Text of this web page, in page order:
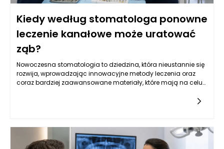
Kiedy według stomatologa ponowne
leczenie kanałowe może uratować
ząb?
Nowoczesna stomatologia to dziedzina, która nieustannie się
rozwija, wprowadzając innowacyjne metody leczenia oraz
coraz bardziej zaawansowane materiały, które mają na celu
kanałowe, często będące ostatnią deską ratunku dla zębów
postępowania. W wielu przypadkach ponowne leczenie
kanałowe może uratować ząb, ale nie każdy przypadek jest
jednoznaczny. Stomatolog w Rzeszowie potrafi ocenić, kiedy